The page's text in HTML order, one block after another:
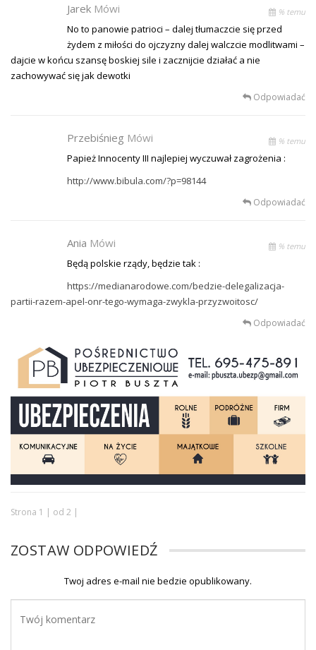
Jarek Mówi % temu
No to panowie patrioci – dalej tłumaczcie się przed
żydem z miłości do ojczyzny dalej walczcie modlitwami –
dajcie w końcu szansę boskiej sile i zacznijcie działać a nie
zachowywać się jak dewotki
Odpowiadać
Przebiśnieg Mówi % temu
Papież Innocenty III najlepiej wyczuwał zagrożenia :
http://www.bibula.com/?p=98144
Odpowiadać
Ania Mówi % temu
Będą polskie rządy, będzie tak :
https://medianarodowe.com/bedzie-delegalizacja-
partii-razem-apel-onr-tego-wymaga-zwykla-przyzwoitosc/
Odpowiadać
Strona 1 | od 2 |
ZOSTAW ODPOWIEDŹ
Twoj adres e-mail nie bedzie opublikowany.